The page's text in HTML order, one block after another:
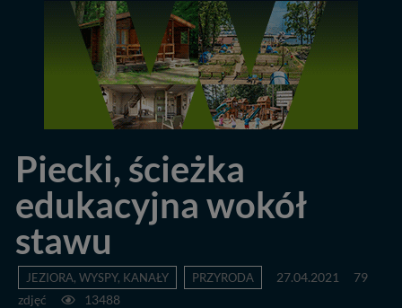
Piecki, ścieżka
edukacyjna wokół
stawu
JEZIORA, WYSPY, KANAŁY PRZYRODA 27.04.2021
79
zdjęć
13488